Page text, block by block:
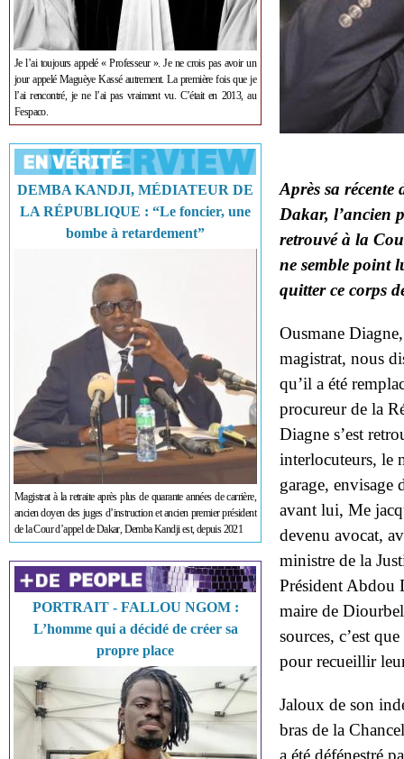
Je l’ai toujours appelé « Professeur ». Je ne crois pas avoir un
jour appelé Maguèye Kassé autrement. La première fois que je
l’ai rencontré, je ne l’ai pas vraiment vu. C’était en 2013, au
Fespaco.
DEMBA KANDJI, MÉDIATEUR DE
LA RÉPUBLIQUE : “Le foncier, une
bombe à retardement”
Magistrat à la retraite après plus de quarante années de carrière,
ancien doyen des juges d’instruction et ancien premier président
de la Cour d’appel de Dakar, Demba Kandji est, depuis 2021
PORTRAIT - FALLOU NGOM :
L’homme qui a décidé de créer sa
propre place
Après sa
Dakar, l’ancien
retrouvé à la
ne semble point
quitter ce corps
Ousmane
magistrat, nous
qu’il a été
procureur de la
Diagne s’est
interlocuteurs, le
garage, envisage
avant lui, Me
devenu avocat,
ministre de la
Président Abdou
maire de
sources, c’est
pour recueillir
Jaloux de son
bras de la
a été défénestré